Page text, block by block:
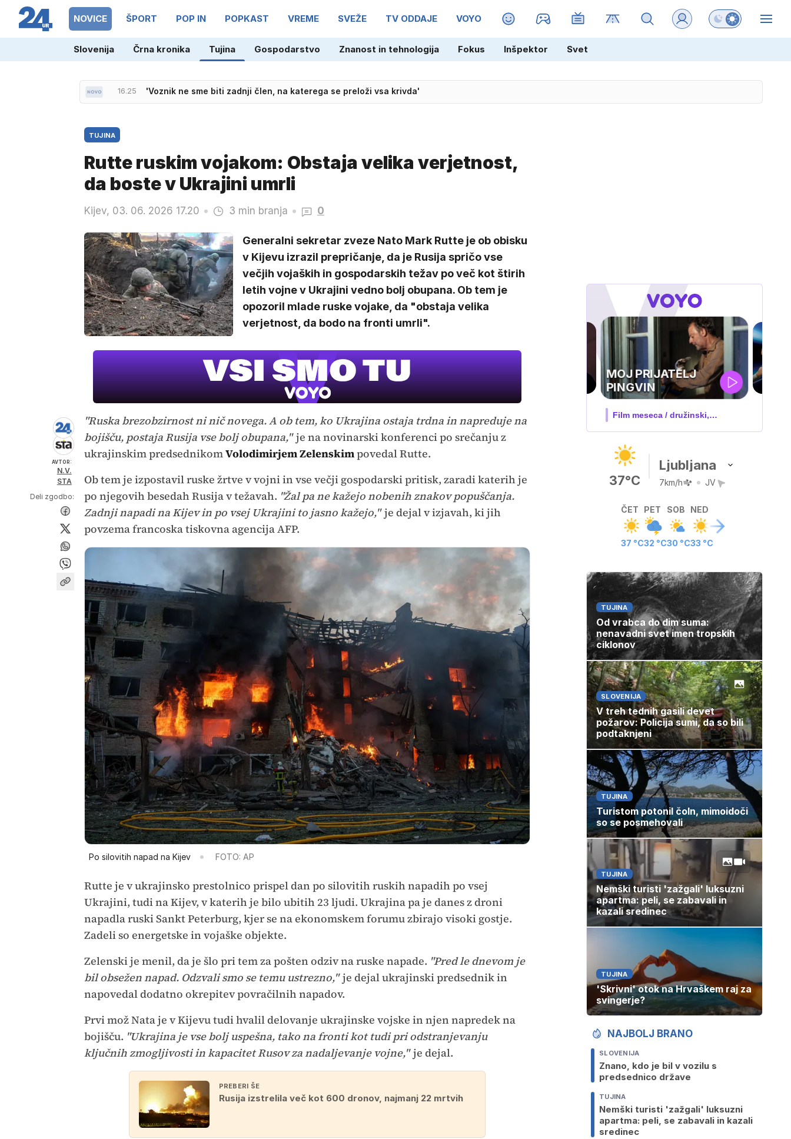
NOVICE ŠPORT POP IN POPKAST VREME SVEŽE TV ODDAJE VOYO MAGAZIN Preklopi barvni
Slovenija Črna kronika Tujina Gospodarstvo Znanost in tehnologija Fokus Inšpektor Svet
16.25 'Voznik ne sme biti zadnji člen, na katerega se preloži vsa krivda'
16.58 Vlada imenovala nove nadzornike družbe 2TDK
TUJINA
Rutte ruskim vojakom: Obstaja velika verjetnost,
da boste v Ukrajini umrli
Kijev, 03. 06. 2026 17.20 3 min branja 0
Generalni sekretar zveze Nato Mark Rutte je ob obisku
v Kijevu izrazil prepričanje, da je Rusija spričo vse
večjih vojaških in gospodarskih težav po več kot štirih
letih vojne v Ukrajini vedno bolj obupana. Ob tem je
opozoril mlade ruske vojake, da "obstaja velika
verjetnost, da bodo na fronti umrli".
AVTOR:
N.V.
STA
Deli zgodbo:
"Ruska brezobzirnost ni nič novega. A ob tem, ko Ukrajina ostaja trdna in napreduje na
bojišču, postaja Rusija vse bolj obupana,"je na novinarski konferenci po srečanju z
ukrajinskim predsednikomVolodimirjem Zelenskimpovedal Rutte.
Ob tem je izpostavil ruske žrtve v vojni in vse večji gospodarski pritisk, zaradi katerih je
po njegovih besedah Rusija v težavah. "Žal pa ne kažejo nobenih znakov popuščanja.
Zadnji napadi na Kijev in po vsej Ukrajini to jasno kažejo,"je dejal v izjavah, ki jih
povzema francoska tiskovna agencija AFP.
Po silovitih napad na Kijev FOTO: AP
Rutte je v ukrajinsko prestolnico prispel dan po silovitih ruskih napadih po vsej
Ukrajini, tudi na Kijev, v katerih je bilo ubitih 23 ljudi. Ukrajina pa je danes z droni
napadla ruski Sankt Peterburg, kjer se na ekonomskem forumu zbirajo visoki gostje.
Zadeli so energetske in vojaške objekte.
Zelenski je menil, da je šlo pri tem za pošten odziv na ruske napade. "Pred le dnevom je
bil obsežen napad. Odzvali smo se temu ustrezno,"je dejal ukrajinski predsednik in
napovedal dodatno okrepitev povračilnih napadov.
Prvi mož Nata je v Kijevu tudi hvalil delovanje ukrajinske vojske in njen napredek na
bojišču. "Ukrajina je vse bolj uspešna, tako na fronti kot tudi pri odstranjevanju
ključnih zmogljivosti in kapacitet Rusov za nadaljevanje vojne,"je dejal.
PREBERI ŠE
Rusija izstrelila več kot 600 dronov, najmanj 22 mrtvih
UEFA
SUPERPOKAL
V živo na VOYO: sreda ob 20.30
37°C
Ljubljana
7km/h JV
ČET
37 °C
PET
32 °C
SOB
30 °C
NED
33 °C
TUJINA
Od vrabca do dim suma:
nenavadni svet imen tropskih
ciklonov
SLOVENIJA
V treh tednih gasili devet
požarov: Policija sumi, da so bili
podtaknjeni
TUJINA
Turistom potonil čoln, mimoidoči
so se posmehovali
TUJINA
Nemški turisti 'zažgali' luksuzni
apartma: peli, se zabavali in
kazali sredinec
TUJINA
'Skrivni' otok na Hrvaškem raj za
svingerje?
NAJBOLJ BRANO
SLOVENIJA
Znano, kdo je bil v vozilu s
predsednico države
TUJINA
Nemški turisti 'zažgali' luksuzni
apartma: peli, se zabavali in kazali
sredinec